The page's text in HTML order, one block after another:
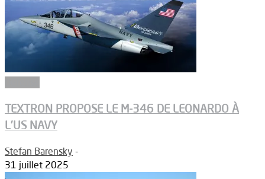
TEXTRON PROPOSE LE M-346 DE LEONARDO À
L’US NAVY
Stefan Barensky -
31 juillet 2025